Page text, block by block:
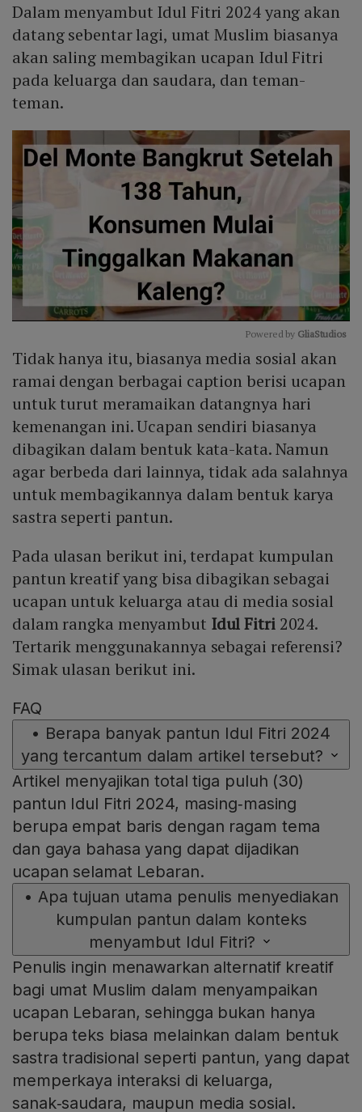
Dalam menyambut Idul Fitri 2024 yang akan
datang sebentar lagi, umat Muslim biasanya
akan saling membagikan ucapan Idul Fitri
pada keluarga dan saudara, dan teman-
teman.
Mute
Powered by GliaStudios
Tidak hanya itu, biasanya media sosial akan
ramai dengan berbagai caption berisi ucapan
untuk turut meramaikan datangnya hari
kemenangan ini. Ucapan sendiri biasanya
dibagikan dalam bentuk kata-kata. Namun
agar berbeda dari lainnya, tidak ada salahnya
untuk membagikannya dalam bentuk karya
sastra seperti pantun.
Pada ulasan berikut ini, terdapat kumpulan
pantun kreatif yang bisa dibagikan sebagai
ucapan untuk keluarga atau di media sosial
dalam rangka menyambut Idul Fitri 2024.
Tertarik menggunakannya sebagai referensi?
Simak ulasan berikut ini.
FAQ
• Berapa banyak pantun Idul Fitri 2024
yang tercantum dalam artikel tersebut?
Artikel menyajikan total tiga puluh (30)
pantun Idul Fitri 2024, masing‑masing
berupa empat baris dengan ragam tema
dan gaya bahasa yang dapat dijadikan
ucapan selamat Lebaran.
• Apa tujuan utama penulis menyediakan
kumpulan pantun dalam konteks
menyambut Idul Fitri?
Penulis ingin menawarkan alternatif kreatif
bagi umat Muslim dalam menyampaikan
ucapan Lebaran, sehingga bukan hanya
berupa teks biasa melainkan dalam bentuk
sastra tradisional seperti pantun, yang dapat
memperkaya interaksi di keluarga,
sanak‑saudara, maupun media sosial.